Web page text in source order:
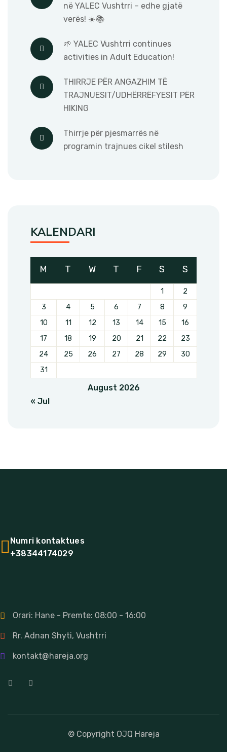
në YALEC Vushtrri – edhe gjatë
verës! ☀️📚
🌱 YALEC Vushtrri continues
activities in Adult Education!
THIRRJE PËR ANGAZHIM TË
TRAJNUESIT/UDHËRRËFYESIT PËR
HIKING
Thirrje për pjesmarrës në
programin trajnues cikel stilesh
KALENDARI
August 2026
M T W T F S S
1
2
3
4 5 6 7 8
9
10
11 12 13 14 15
16
17
18 19 20 21 22
23
24
25 26 27 28 29
30
31
« Jul
Numri kontaktues
+38344174029
Orari: Hane - Premte: 08:00 - 16:00
Rr. Adnan Shyti, Vushtrri
kontakt@hareja.org
© Copyright OJQ Hareja